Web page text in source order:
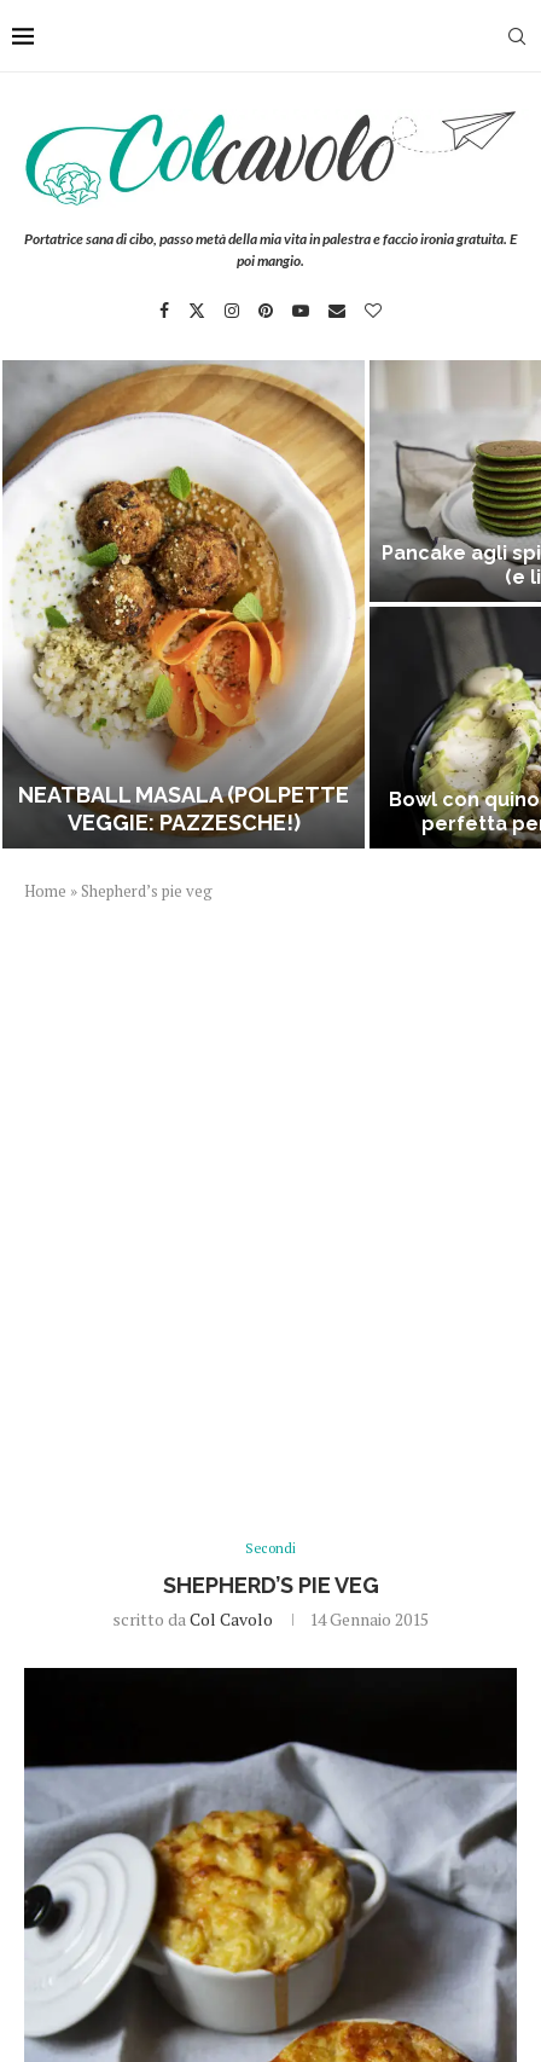
Portatrice sana di cibo, passo metà della mia vita in palestra e faccio ironia gratuita. E
poi mangio.
NEATBALL MASALA (POLPETTE
VEGGIE: PAZZESCHE!)
Pancake agli
(e
Bowl con
perfetta
Home » Shepherd’s pie veg
Secondi
SHEPHERD’S PIE VEG
scritto daCol Cavolo 14 Gennaio 2015